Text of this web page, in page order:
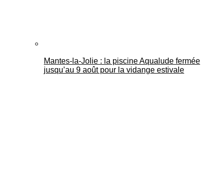
Mantes-la-Jolie : la piscine Aqualude fermée
jusqu’au 9 août pour la vidange estivale